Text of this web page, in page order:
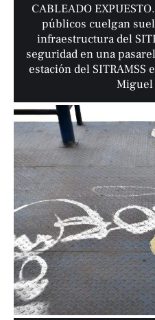
CABLEADO
públicos cuelgan
infraestructura del
seguridad en una
estación del SITRAMSS
Miguel